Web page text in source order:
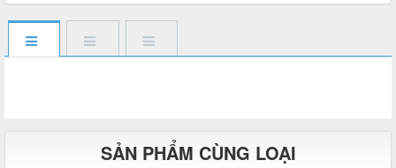
SẢN PHẨM CÙNG LOẠI